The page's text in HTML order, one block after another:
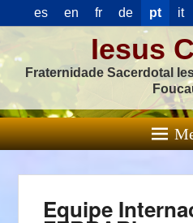
es en fr de pt it
Iesus
Fraternidade Sacerdotal
Equipe